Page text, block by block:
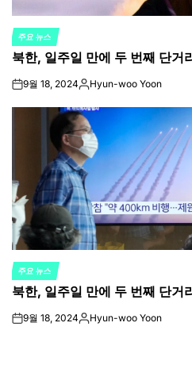
POSTED
IN
주요 뉴스
북한, 일주일 만에 두 번째 단거
on9월 18, 2024Posted
Hyun-woo Yoon
POSTED
IN
주요 뉴스
북한, 일주일 만에 두 번째 단거
on9월 18, 2024Posted
Hyun-woo Yoon